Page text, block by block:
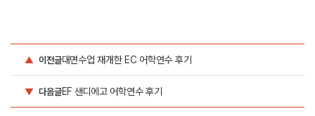
▲ 이전글대면수업 재개한 EC 어학연수 후기
▼ 다음글EF 샌디에고 어학연수 후기